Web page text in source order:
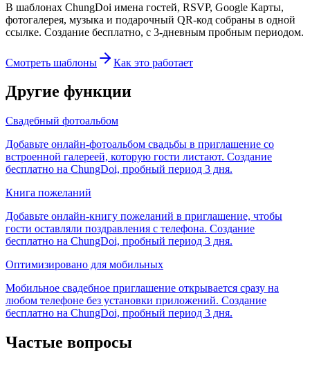
В шаблонах ChungDoi имена гостей, RSVP, Google Карты,
фотогалерея, музыка и подарочный QR-код собраны в одной
ссылке. Создание бесплатно, с 3-дневным пробным периодом.
Смотреть шаблоны Как это работает
Другие функции
Свадебный фотоальбом
Добавьте онлайн-фотоальбом свадьбы в приглашение со
встроенной галереей, которую гости листают. Создание
бесплатно на ChungDoi, пробный период 3 дня.
Книга пожеланий
Добавьте онлайн-книгу пожеланий в приглашение, чтобы
гости оставляли поздравления с телефона. Создание
бесплатно на ChungDoi, пробный период 3 дня.
Оптимизировано для мобильных
Мобильное свадебное приглашение открывается сразу на
любом телефоне без установки приложений. Создание
бесплатно на ChungDoi, пробный период 3 дня.
Частые вопросы